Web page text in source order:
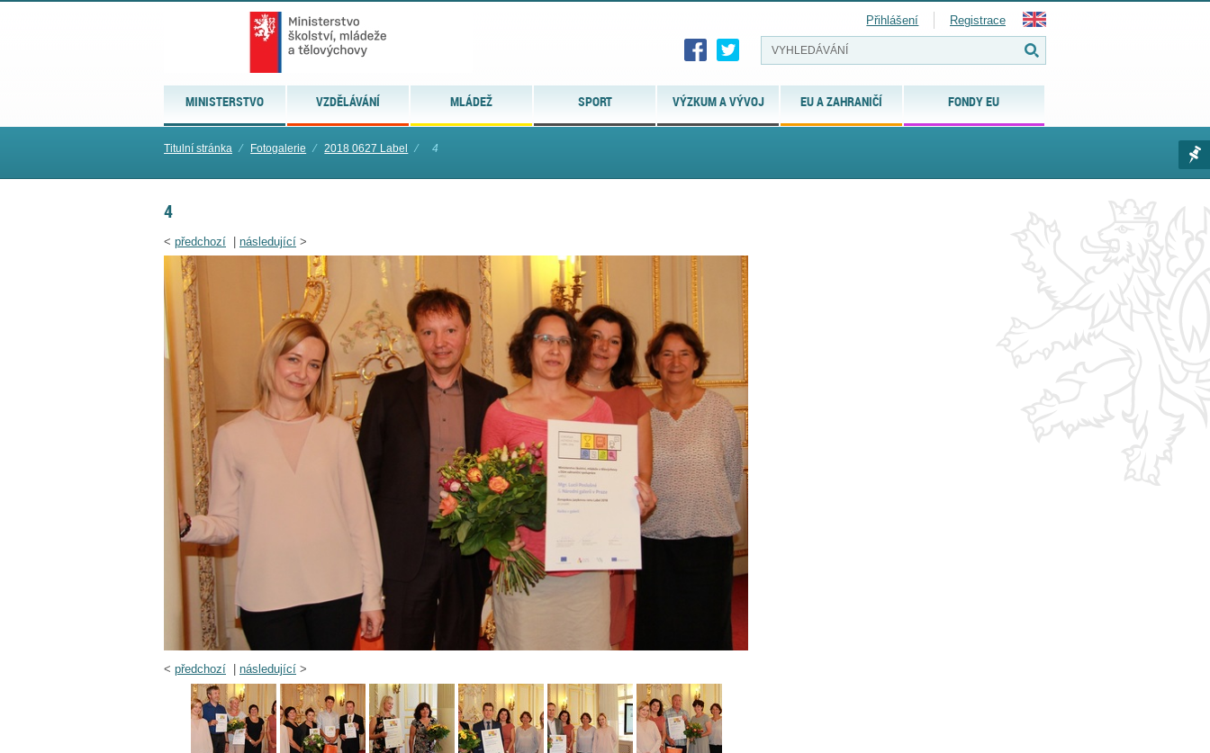
MINISTERSTVO VZDĚLÁVÁNÍ MLÁDEŽ SPORT VÝZKUM A VÝVOJ EU A ZAHRANIČÍ FONDY EU
Přihlášení Registrace
Titulní stránka ⁄ Fotogalerie ⁄ 2018 0627 Label ⁄ 4
4
< předchozí následující >
< předchozí následující >